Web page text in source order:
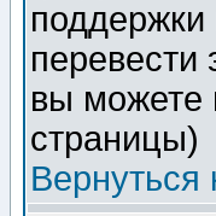
поддержки
вы можете
страницы)
Вернуться